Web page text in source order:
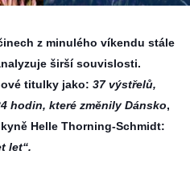
z minulého víkendu stále
širší souvislosti.
titulky jako: 37 výstřelů,
hodin, které změnily Dánsko,
Helle Thorning-Schmidt:
let“.